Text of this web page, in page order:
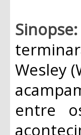
Sinopse:
Wesley
entre